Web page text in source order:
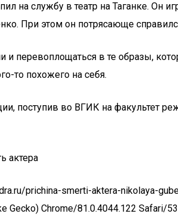
на службу в театр на Таганке. Он
При этом он потрясающе
перевоплощаться в те образы,
то похожего на себя.
поступив во ВГИК на факультет
актера
prichina-smerti-aktera-nikolaya-
Gecko) Chrome/81.0.4044.122 Safari/